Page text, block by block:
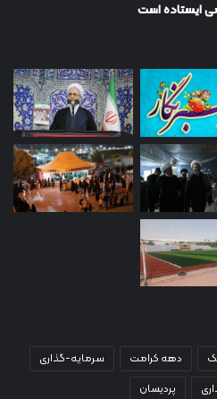
ایستاده است
دهه کرامت
سرمایه-گذاری
پردیسان